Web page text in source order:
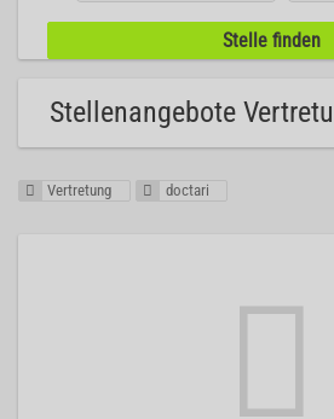
Stellenangebote
Vertretung doctari